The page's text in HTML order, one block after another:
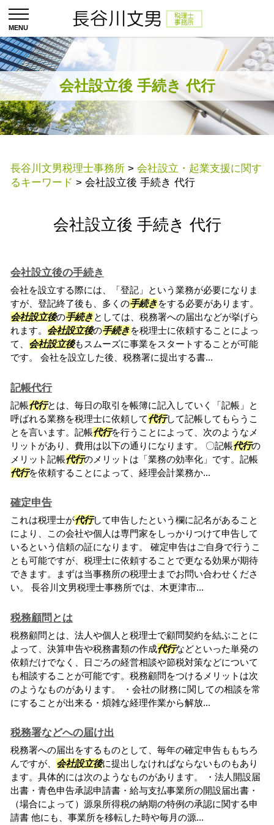
会社設立後 手続き 代行
長谷川文男税理士事務所 > 会社設立・起業支援に関す
るキーワード > 会社設立後 手続き 代行
会社設立後 手続き 代行
会社設立後の手続き
会社を設立する際には、「登記」という業務が必要になりま
すが、登記終了後も、多くの手続きをする必要があります。
会社設立後の手続きとしては、税務署への届出などが挙げら
れます。 会社設立後の手続きを税理士に依頼することによっ
て、 会社設立後もスムーズに事業をスタートすることが可能
です。 会社を設立した後、税務署に提出する書...
記帳代行
記帳代行とは、毎日の取引を帳簿に記入していく「記帳」と
呼ばれる業務を税理士に依頼して代行して記帳してもらうこ
とを言います。記帳代行を行うことによって、次のようなメ
リットがあり、費用は以下の通りになります。 〇記帳代行の
メリット記帳代行のメリットは「業務の効率化」です。記帳
代行を依頼することによって、経理会計業務か...
確定申告
これは税理士が代行して申告したという欄に記名があること
により、この会社や個人は専門家をしっかりつけて申告して
いるという信頼の証になります。 確定申告はご自身で行うこ
とも可能ですが、税理士に依頼することで更なる効果が期待
できます。まずは当事務所の税理士までお問い合わせくださ
い。 長谷川文男税理士事務所では、木更津市...
税務顧問とは
税務顧問とは、法人や個人と税理士で顧問契約を結ぶことに
よって、決算申告や税務書類の作成代行などといった単発の
依頼だけでなく、日ごろの経営相談や節税対策などについて
も相談することが可能です。税務顧問をつけるメリットは次
のようなものがあります。 ・会社の財務に関しての相談を常
にすることが出来る・煩雑な経理作業から解放...
税務署などへの届け出
税務署への届出をするものとして、毎年の確定申告ももちろ
んですが、 会社設立後に提出しなければならないものもあり
ます。具体的には次のようなものがあります。 ・法人開設届
出書・青色申告承認申請書・給与支払事業所の開設届出書・
（場合によって）源泉所得税の納期の特例の承認に関する申
請書 他にも、事業所を移転した時や毎月の源...